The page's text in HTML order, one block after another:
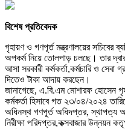
বিশেষ প্রতিবেদক
গৃহায়ণ ও গণপূর্ত মন্ত্রণালয়ের সচিবের
অপকর্ম নিয়ে তোলপাড় চলছে। তার
আসা সরকারী কর্মকর্তা,কর্মচারি ও সেবা
দিতেও টাকা আদায় করছেন।
জানাগেছে, এ.বি.এম মোশারফ হোসেন
কর্মকর্তা হিসাবে গত ২৩/০৪/২০২৪
অধিনস্থ গণপূর্ত অধিদপ্তর, স্থাপত্য
নিরীক্ষা পরিদপ্তর,কক্সবাজার উন্নয়ন